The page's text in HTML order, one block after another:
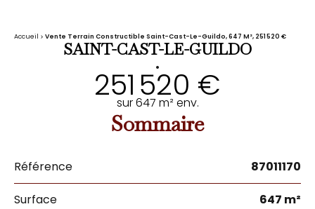
Accueil Vente Terrain Constructible Saint-Cast-Le-Guildo, 647 M², 251 520 €
SAINT-CAST-LE-GUILDO
•
251 520 €
sur 647 m² env.
Sommaire
Référence 87011170
Surface 647 m²